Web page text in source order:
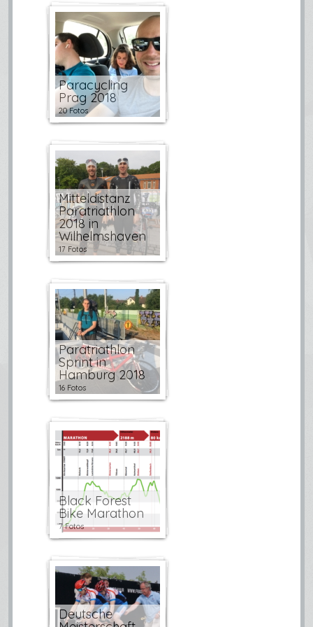
Paracycling
Prag 2018
20 Fotos
Mitteldistanz
Paratriathlon
2018 in
Wilhelmshaven
17 Fotos
Paratriathlon
Sprint in
Hamburg 2018
16 Fotos
Black Forest
Bike Marathon
7 Fotos
Deutsche